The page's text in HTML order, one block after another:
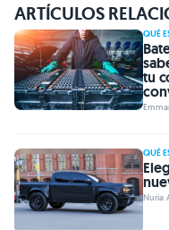
ARTÍCULOS
QUÉ
tu
QUÉ
Nuria